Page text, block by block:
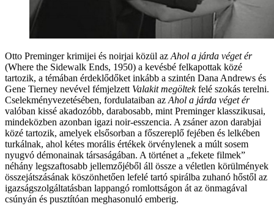
Otto Preminger krimijei és noirjai közül az Ahol a járda véget ér
(Where the Sidewalk Ends, 1950) a kevésbé felkapottak közé
tartozik, a témában érdeklődőket inkább a szintén Dana Andrews és
Gene Tierney nevével fémjelzett Valakit megöltekfelé szokás terelni.
Cselekményvezetésében, fordulataiban az Ahol a járda véget ér
valóban kissé akadozóbb, darabosabb, mint Preminger klasszikusai,
mindeközben azonban igazi noir-esszencia. A zsáner azon darabjai
közé tartozik, amelyek elsősorban a főszereplő fejében és lelkében
turkálnak, ahol kétes morális értékek örvénylenek a múlt sosem
nyugvó démonainak társaságában. A történet a „fekete filmek”
néhány legszaftosabb jellemzőjéből áll össze a véletlen körülmények
összejátszásának köszönhetően lefelé tartó spirálba zuhanó hőstől az
igazságszolgáltatásban lappangó romlottságon át az önmagával
csúnyán és pusztítóan meghasonuló emberig.